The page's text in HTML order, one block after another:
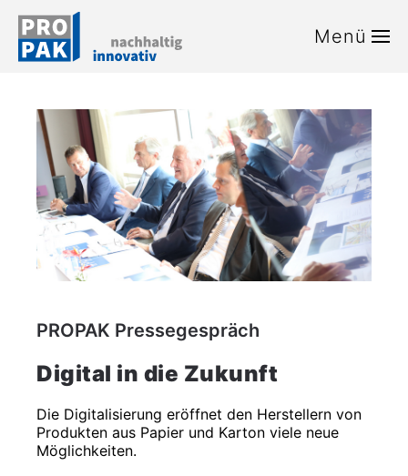
Zum Hauptinhalt springen Menü
PROPAK Pressegespräch
Digital in die Zukunft
Die Digitalisierung eröffnet den Herstellern von
Produkten aus Papier und Karton viele neue
Möglichkeiten.